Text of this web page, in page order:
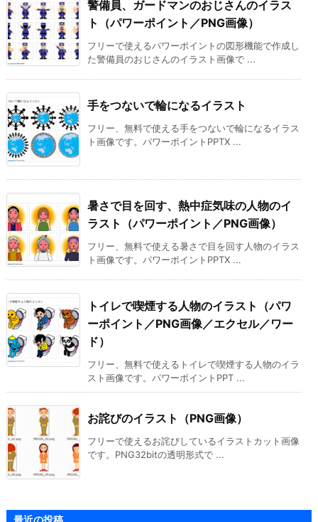
警備員、ガードマンのおじさんのイラス
ト（パワーポイント／PNG画像）
フリーで使えるパワーポイントの図形機能で作成し
た警備員のおじさんのイラスト画像で ...
手をつないで輪になるイラスト
フリー、無料で使える手をつないで輪になるイラス
ト画像です。パワーポイントPPTX ...
暑さで目を回す、熱中症気味の人物のイ
ラスト（パワーポイント／PNG画像）
フリー、無料で使える暑さで目を回す人物のイラス
ト画像です。パワーポイントPPTX ...
トイレで喫煙する人物のイラスト（パワ
ーポイント／PNG画像／エクセル／ワー
ド）
フリー、無料で使えるトイレで喫煙する人物のイラ
スト画像です。パワーポイントPPT ...
お詫びのイラスト（PNG画像）
フリーで使えるお詫びしているイラストカット画像
です。PNG32bitの透明形式で ...
最近の投稿